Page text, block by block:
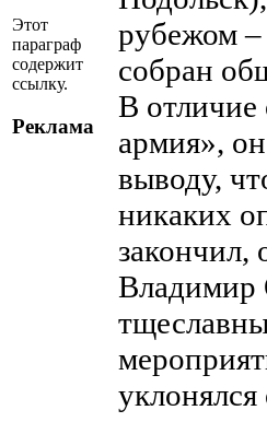
Этот
параграф
содержит
ссылку.
Реклама
рубежом
собран
В отличие
армия»,
выводу,
никаких
закончил,
Владимир